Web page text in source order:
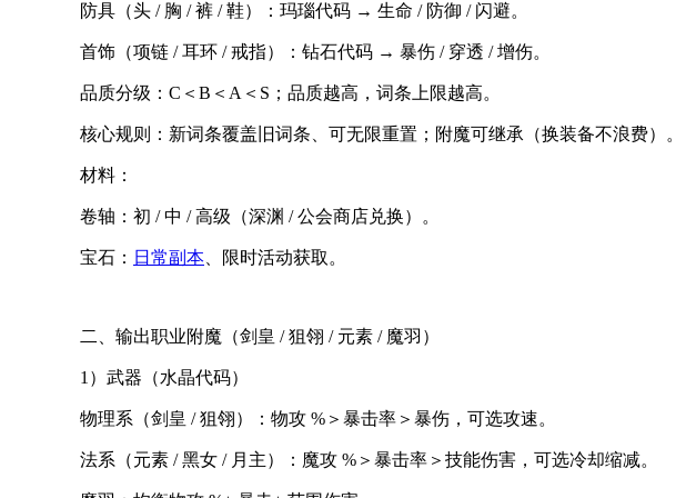
防具（头 / 胸 / 裤 / 鞋）：玛瑙代码 → 生命 / 防御 / 闪避。
首饰（项链 / 耳环 / 戒指）：钻石代码 → 暴伤 / 穿透 / 增伤。
品质分级：C＜B＜A＜S；品质越高，词条上限越高。
核心规则：新词条覆盖旧词条、可无限重置；附魔可继承（换装备不浪费）。
材料：
卷轴：初 / 中 / 高级（深渊 / 公会商店兑换）。
宝石： 日常副本 、限时活动获取。
二、输出职业附魔（剑皇 / 狙翎 / 元素 / 魔羽）
1）武器（水晶代码）
物理系（剑皇 / 狙翎）：物攻 %＞暴击率＞暴伤，可选攻速。
法系（元素 / 黑女 / 月主）：魔攻 %＞暴击率＞技能伤害，可选冷却缩减。